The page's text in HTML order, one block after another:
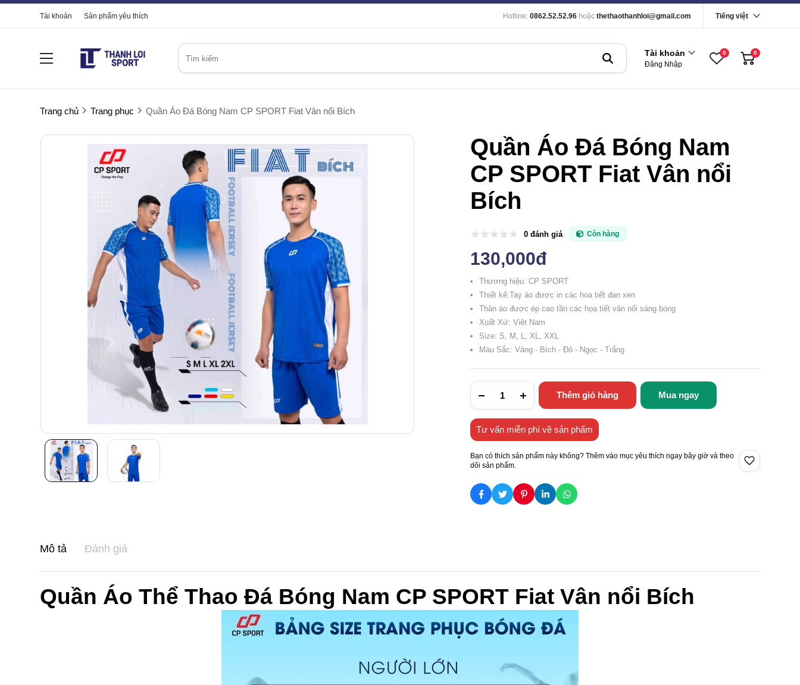
Tài khoản Sản phẩm yêu thích Hotline: 0862.52.52.96 hoặc thethaothanhloi@gmail.com Tiếng việt
Tài khoản
Đăng Nhập
0 0
Trang chủ Trang phục Quần Áo Đá Bóng Nam CP SPORT Fiat Vân nổi Bích
Quần Áo Đá Bóng Nam
CP SPORT Fiat Vân nổi
Bích
0 đánh giá Còn hàng
130,000đ
Thương hiệu: CP SPORT
Thiết kế:Tay áo được in các hoa tiết đan xen
Thân áo được ép cao tần các họa tiết vân nổi sáng bóng
Xuất Xứ: Việt Nam
Size: S, M, L, XL, XXL
Màu Sắc: Vàng - Bích - Đỏ - Ngọc - Trắng
Thêm giỏ hàng Mua ngay
Tư vấn miễn phí về sản phẩm
Bạn có thích sản phẩm này không? Thêm vào mục yêu thích ngay bây giờ và theo
dõi sản phẩm.
Mô tả Đánh giá
Quần Áo Thể Thao Đá Bóng Nam CP SPORT Fiat Vân nổi Bích